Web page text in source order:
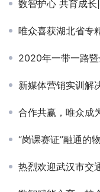
数智护心 共育成长|武汉城
唯众喜获湖北省专
2020年一带一路暨金
新媒体营销实训解
合作共赢，唯众成
“岗课赛证”融通的
热烈欢迎武汉市交通